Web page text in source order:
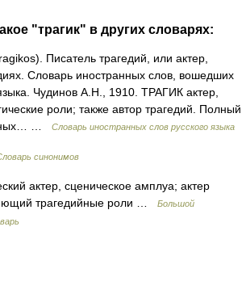
"трагик" в других словарях:
Писатель трагедий, или актер,
Словарь иностранных слов, вошедших
Чудинов А.Н., 1910. ТРАГИК актер,
роли; также автор трагедий. Полный
…
Словарь иностранных слов русского языка
синонимов
актер, сценическое амплуа; актер
трагедийные роли …
Большой